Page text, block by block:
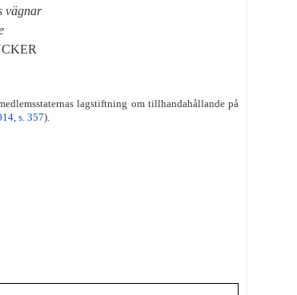
vägnar
lagstiftning om tillhandahållande på
s. 357).